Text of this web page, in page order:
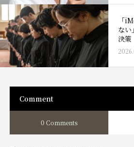
「
ない
決策
Comment
0 Comments